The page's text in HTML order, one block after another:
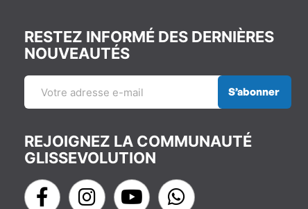
RESTEZ INFORMÉ DES DERNIÈRES
NOUVEAUTÉS
S’abonner
REJOIGNEZ LA COMMUNAUTÉ
GLISSEVOLUTION